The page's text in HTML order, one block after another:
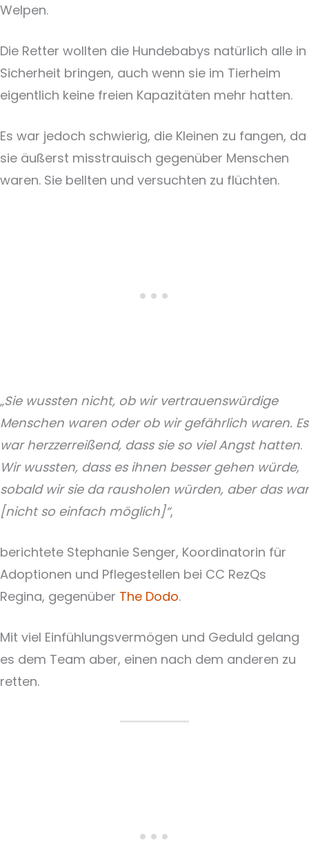
Welpen.
Die Retter wollten die Hundebabys natürlich alle in
Sicherheit bringen, auch wenn sie im Tierheim
eigentlich keine freien Kapazitäten mehr hatten.
Es war jedoch schwierig, die Kleinen zu fangen, da
sie äußerst misstrauisch gegenüber Menschen
waren. Sie bellten und versuchten zu flüchten.
„Sie wussten nicht, ob wir vertrauenswürdige
Menschen waren oder ob wir gefährlich waren. Es
war herzzerreißend, dass sie so viel Angst hatten.
Wir wussten, dass es ihnen besser gehen würde,
sobald wir sie da rausholen würden, aber das war
[nicht so einfach möglich]“,
berichtete Stephanie Senger, Koordinatorin für
Adoptionen und Pflegestellen bei CC RezQs
Regina, gegenüber The Dodo.
Mit viel Einfühlungsvermögen und Geduld gelang
es dem Team aber, einen nach dem anderen zu
retten.